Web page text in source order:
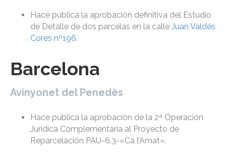
Hace pública la aprobación definitiva del Estudio
de Detalle de dos parcelas en la calle Juan Valdés
Cores nº196.
Barcelona
Avinyonet del Penedès
Hace pública la aprobación de la 2ª Operación
Jurídica Complementaria al Proyecto de
Reparcelación PAU-6.3-«Ca l’Amat».